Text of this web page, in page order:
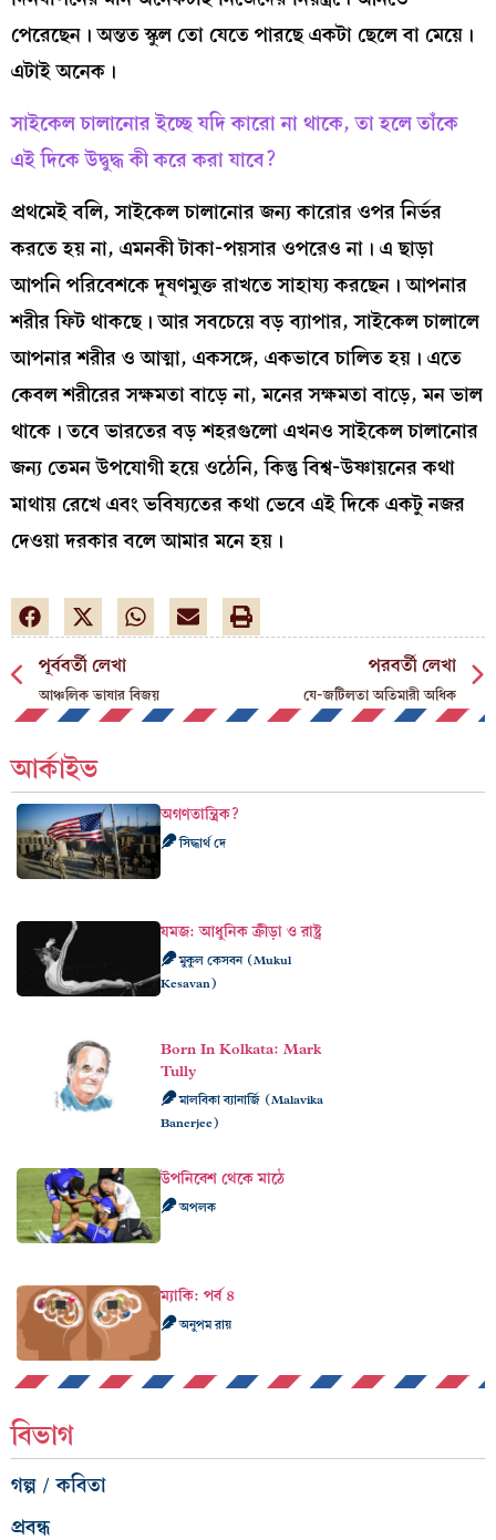
পেরেছেন। অন্তত স্কুল তো যেতে পারছে একটা ছেলে বা মেয়ে।
এটাই অনেক।
সাইকেল চালানোর ইচ্ছে যদি কারো না থাকে, তা হলে তাঁকে
এই দিকে উদ্বুদ্ধ কী করে করা যাবে?
প্রথমেই বলি, সাইকেল চালানোর জন্য কারোর ওপর নির্ভর
করতে হয় না, এমনকী টাকা-পয়সার ওপরেও না। এ ছাড়া
আপনি পরিবেশকে দূষণমুক্ত রাখতে সাহায্য করছেন। আপনার
শরীর ফিট থাকছে। আর সবচেয়ে বড় ব্যাপার, সাইকেল চালালে
আপনার শরীর ও আত্মা, একসঙ্গে, একভাবে চালিত হয়। এতে
কেবল শরীরের সক্ষমতা বাড়ে না, মনের সক্ষমতা বাড়ে, মন ভাল
থাকে। তবে ভারতের বড় শহরগুলো এখনও সাইকেল চালানোর
জন্য তেমন উপযোগী হয়ে ওঠেনি, কিন্তু বিশ্ব-উষ্ণায়নের কথা
মাথায় রেখে এবং ভবিষ্যতের কথা ভেবে এই দিকে একটু নজর
দেওয়া দরকার বলে আমার মনে হয়।
পূর্ববর্তী লেখা
আঞ্চলিক ভাষার বিজয়
পরবর্তী লেখা
যে-জটিলতা অতিমারী অধিক
আর্কাইভ
অগণতান্ত্রিক?
সিদ্ধার্থ দে
যমজ: আধুনিক ক্রীড়া ও রাষ্ট্র
মুকুল কেসবন (Mukul
Kesavan)
Born In Kolkata: Mark
Tully
মালবিকা ব্যানার্জি (Malavika
Banerjee)
উপনিবেশ থেকে মাঠে
অপলক
ম্যাকি: পর্ব ৪
অনুপম রায়
বিভাগ
গল্প / কবিতা
প্রবন্ধ